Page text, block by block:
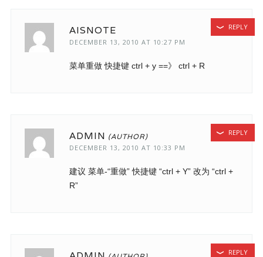
AISNOTE
DECEMBER 13, 2010 AT 10:27 PM
菜单重做 快捷键 ctrl + y ==》 ctrl + R
REPLY
ADMIN
DECEMBER 13, 2010 AT 10:33 PM
建议 菜单-“重做” 快捷键 “ctrl + Y” 改为 “ctrl +
R”
REPLY
REPLY